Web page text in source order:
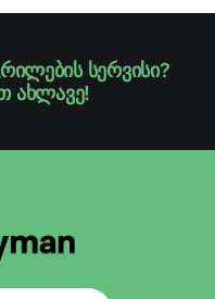
სერვისი?
ახლავე!